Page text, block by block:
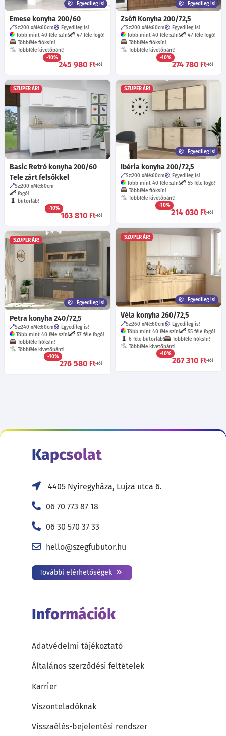
Egyedileg is!
Emese konyha 200/60
Sz:200 Mé:60cm
Egyedileg is!
Több mint 40 féle szín!
47 féle fogó!
Többféle fióksín!
Többféle kivetőpánt!
-10%
245 980 Ft-tól
Egyedileg is!
Zsófi Konyha 200/72,5
Sz:200 Mé:60cm
Egyedileg is!
Több mint 40 féle szín!
47 féle fogó!
Többféle fióksín!
Többféle kivetőpánt!
-10%
274 780 Ft-tól
SZUPER ÁR!
Basic Retró konyha 200/60
Tele zárt felsőkkel
Sz:200 Mé:60cm
fogó!
bútorláb!
-10%
163 810 Ft-tól
SZUPER ÁR!
Egyedileg is!
Ibéria konyha 200/72,5
Sz:200 Mé:60cm
Egyedileg is!
Több mint 40 féle szín!
55 féle fogó!
Többféle fióksín!
Többféle kivetőpánt!
-10%
214 030 Ft-tól
SZUPER ÁR!
Egyedileg is!
Véla konyha 260/72,5
Sz:260 Mé:60cm
Egyedileg is!
Több mint 40 féle szín!
55 féle fogó!
6 féle bútorláb!
Többféle fióksín!
Többféle kivetőpánt!
-10%
267 310 Ft-tól
SZUPER ÁR!
Egyedileg is!
Petra konyha 240/72,5
Sz:240 Mé:60cm
Egyedileg is!
Több mint 40 féle szín!
57 féle fogó!
Többféle fióksín!
Többféle kivetőpánt!
-10%
276 580 Ft-tól
Kapcsolat
4405 Nyíregyháza, Lujza utca 6.
06 70 773 87 18
06 30 570 37 33
hello@szegfubutor.hu
További elérhetőségek
Információk
Adatvédelmi tájékoztató
Általános szerződési feltételek
Karrier
Viszonteladóknak
Visszaélés-bejelentési rendszer